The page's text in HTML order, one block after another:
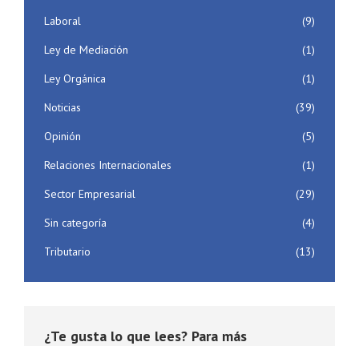
Laboral
(9)
Ley de Mediación
(1)
Ley Orgánica
(1)
Noticias
(39)
Opinión
(5)
Relaciones Internacionales
(1)
Sector Empresarial
(29)
Sin categoría
(4)
Tributario
(13)
¿Te gusta lo que lees? Para más